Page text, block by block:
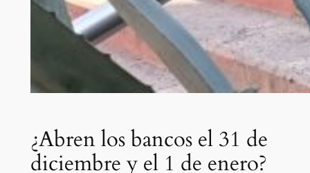
¿Abren los bancos el 31 de
diciembre y el 1 de enero?